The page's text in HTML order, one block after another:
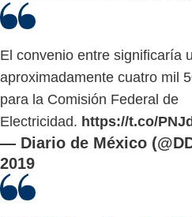
El convenio entre significaría
aproximadamente cuatro mil
para la Comisión Federal de
Electricidad. https://t.co/
— Diario de México
2019